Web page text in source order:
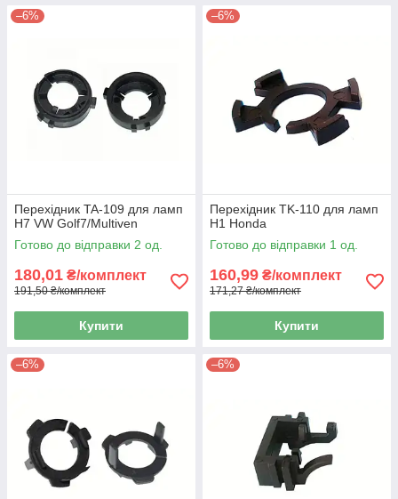
–6%
Перехідник TA-109 для ламп
H7 VW Golf7/Multiven
Готово до відправки 2 од.
180,01 ₴/комплект
191,50 ₴/комплект
Купити
–6%
Перехідник TK-110 для ламп
H1 Honda
Готово до відправки 1 од.
160,99 ₴/комплект
171,27 ₴/комплект
Купити
–6% –6%